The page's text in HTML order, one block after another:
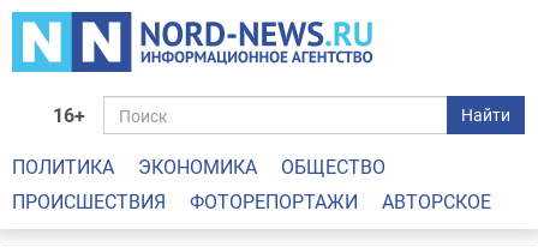
16+ Найти
ПОЛИТИКА ЭКОНОМИКА
ОБЩЕСТВО
ПРОИСШЕСТВИЯ
ФОТОРЕПОРТАЖИ АВТОРСКОЕ